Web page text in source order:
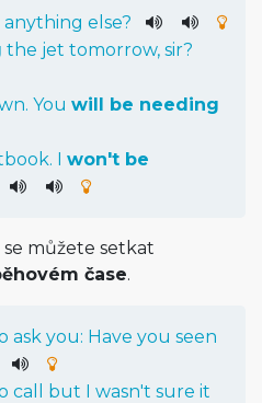
anything else?
the jet tomorrow, sir?
. You will be needing
. I won't be
se můžete setkat
čase.
ask you: Have you seen
call but I wasn't sure it